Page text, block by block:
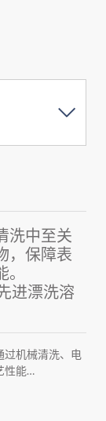
洗中至关
，保障表
进漂洗溶
过机械清洗、电
性能…